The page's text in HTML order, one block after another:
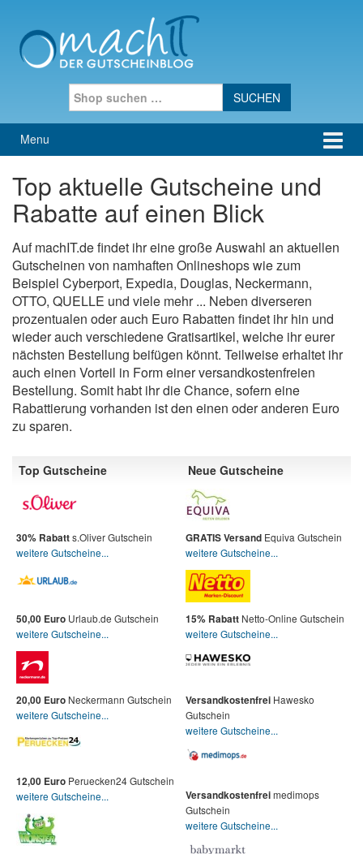
Menu
Top aktuelle Gutscheine und
Rabatte auf einen Blick
Auf machIT.de findet ihr eine große Auswahl an aktuellen
Gutscheinen von namhaften Onlineshops wie zum
Beispiel Cyberport, Expedia, Douglas, Neckermann,
OTTO, QUELLE und viele mehr ... Neben diverseren
prozentualen oder auch Euro Rabatten findet ihr hin und
wieder auch verschiedene Gratisartikel, welche ihr eurer
nächsten Bestellung beifügen könnt. Teilweise erhaltet ihr
auch einen Vorteil in Form einer versandkostenfreien
Bestellung. Somit habt ihr die Chance, sofern eine
Rabattierung vorhanden ist den einen oder anderen Euro
zu sparen.
Top Gutscheine
30% Rabatts.Oliver Gutschein
weitere Gutscheine...
50,00 Euro Urlaub.de Gutschein
weitere Gutscheine...
20,00 Euro Neckermann Gutschein
weitere Gutscheine...
12,00 Euro Peruecken24 Gutschein
weitere Gutscheine...
Neue Gutscheine
GRATIS Versand Equiva Gutschein
weitere Gutscheine...
15% Rabatt Netto-Online Gutschein
weitere Gutscheine...
Versandkostenfrei Hawesko
Gutschein
weitere Gutscheine...
Versandkostenfreimedimops
Gutschein
weitere Gutscheine...